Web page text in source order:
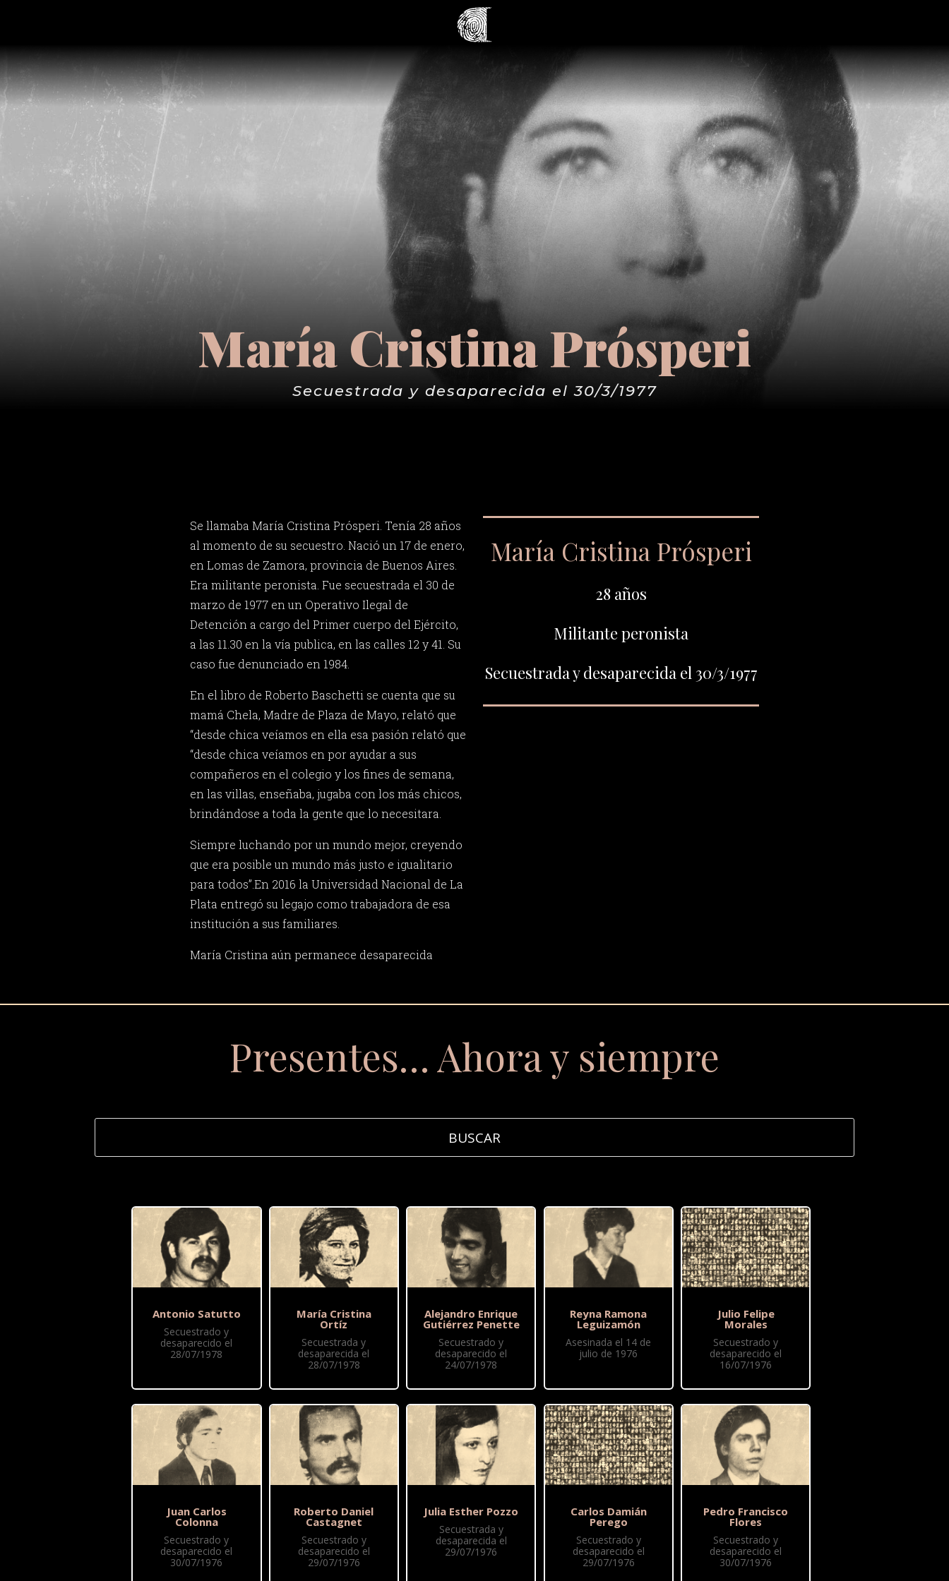
María Cristina Prósperi
Secuestrada y desaparecida el 30/3/1977
Se llamaba María Cristina Prósperi. Tenía 28 años
al momento de su secuestro. Nació un 17 de enero,
en Lomas de Zamora, provincia de Buenos Aires.
Era militante peronista. Fue secuestrada el 30 de
marzo de 1977 en un Operativo Ilegal de
Detención a cargo del Primer cuerpo del Ejército,
a las 11.30 en la vía publica, en las calles 12 y 41. Su
caso fue denunciado en 1984.
En el libro de Roberto Baschetti se cuenta que su
mamá Chela, Madre de Plaza de Mayo, relató que
“desde chica veíamos en ella esa pasión relató que
“desde chica veíamos en por ayudar a sus
compañeros en el colegio y los fines de semana,
en las villas, enseñaba, jugaba con los más chicos,
brindándose a toda la gente que lo necesitara.
Siempre luchando por un mundo mejor, creyendo
que era posible un mundo más justo e igualitario
para todos”.En 2016 la Universidad Nacional de La
Plata entregó su legajo como trabajadora de esa
institución a sus familiares.
María Cristina aún permanece desaparecida
María Cristina Prósperi
28 años
Militante peronista
Secuestrada y desaparecida el 30/3/1977
Presentes… Ahora y siempre
Antonio Satutto
Secuestrado y
desaparecido el
28/07/1978
Juan Carlos
Colonna
Secuestrado y
desaparecido el
30/07/1976
María Cristina
Ortíz
Secuestrada y
desaparecida el
28/07/1978
Roberto Daniel
Castagnet
Secuestrado y
desaparecido el
29/07/1976
Alejandro Enrique
Gutiérrez Penette
Secuestrado y
desaparecido el
24/07/1978
Julia Esther Pozzo
Secuestrada y
desaparecida el
29/07/1976
Reyna Ramona
Leguizamón
Asesinada el 14 de
julio de 1976
Carlos Damián
Perego
Secuestrado y
desaparecido el
29/07/1976
Julio Felipe
Morales
Secuestrado y
desaparecido el
16/07/1976
Pedro Francisco
Flores
Secuestrado y
desaparecido el
30/07/1976